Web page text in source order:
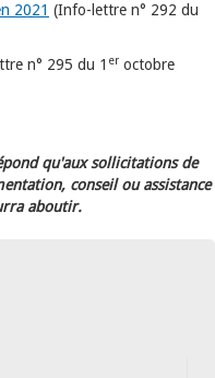
2021 (Info-lettre n° 292 du
n° 295 du 1 er octobre
qu'aux sollicitations de
conseil ou assistance
aboutir.